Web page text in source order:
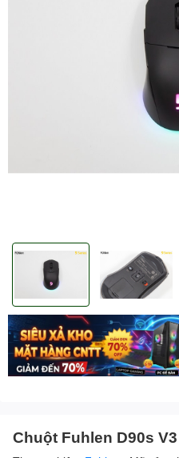
Chuột Fuhlen D90s